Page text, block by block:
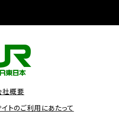
社概要
トのご利用にあたって